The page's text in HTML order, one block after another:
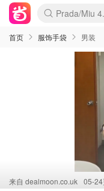
麦卢卡蜂蜜
Prada/Miu
啥？必胜客
首页 服饰手袋 男装
来自 dealmoon.co.uk 05-